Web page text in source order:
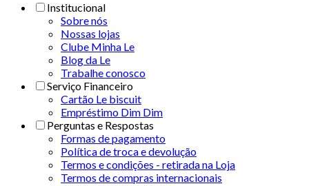
Institucional
Sobre nós
Nossas lojas
Clube Minha Le
Blog da Le
Trabalhe conosco
Serviço Financeiro
Cartão Le biscuit
Empréstimo Dim Dim
Perguntas e Respostas
Formas de pagamento
Política de troca e devolução
Termos e condições - retirada na Loja
Termos de compras internacionais